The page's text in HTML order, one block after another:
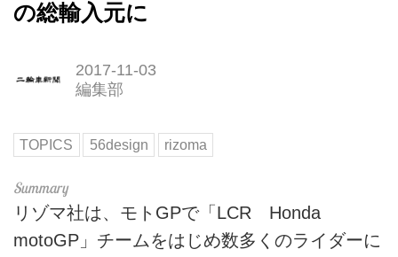
の総輸入元に
2017-11-03
編集部
TOPICS 56design rizoma
リゾマ社は、モトGPで「LCR Honda
motoGP」チームをはじめ数多くのライダーに